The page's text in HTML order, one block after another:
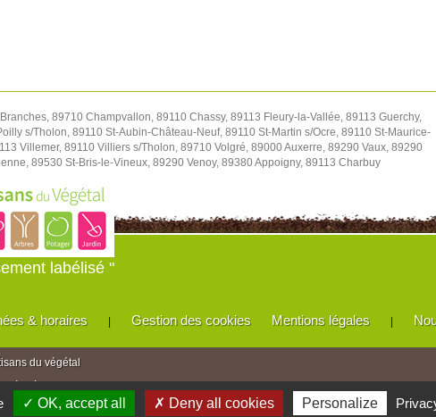
89710 Champvallon, 89110 Chassy, 89113 Fleury-la-Vallée, 89113 Guerchy,
s/Tholon, 89110 St-Aubin-Château-Neuf, 89110 St-Martin s/Ocre, 89110 St-Maurice-
Villemer, 89110 Villiers s/Tholon, 89710 Volgré, 89000 Auxerre, 89290 Vaux, 89290
89530 St-Bris-le-Vineux, 89290 Venoy, 89380 Appoigny, 89113 Charbuy
labélisé "
& horaires | Gestion des cookies Mentions légales |
du végétal
pépinièristes de France
✓ OK, accept all ✗ Deny all cookies Personalize